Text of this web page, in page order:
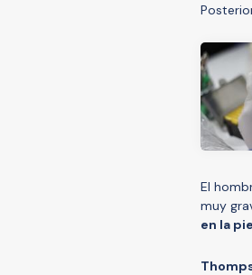
El
muy
en la